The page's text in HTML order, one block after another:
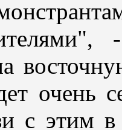
очень
с этим